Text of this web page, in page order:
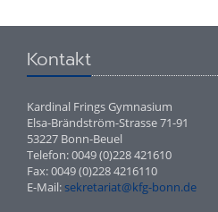
Kontakt
Kardinal Frings Gymnasium
Elsa-Brändström-Strasse 71-91
53227 Bonn-Beuel
Telefon: 0049 (0)228 421610
Fax: 0049 (0)228 4216110
E-Mail: sekretariat@kfg-bonn.de